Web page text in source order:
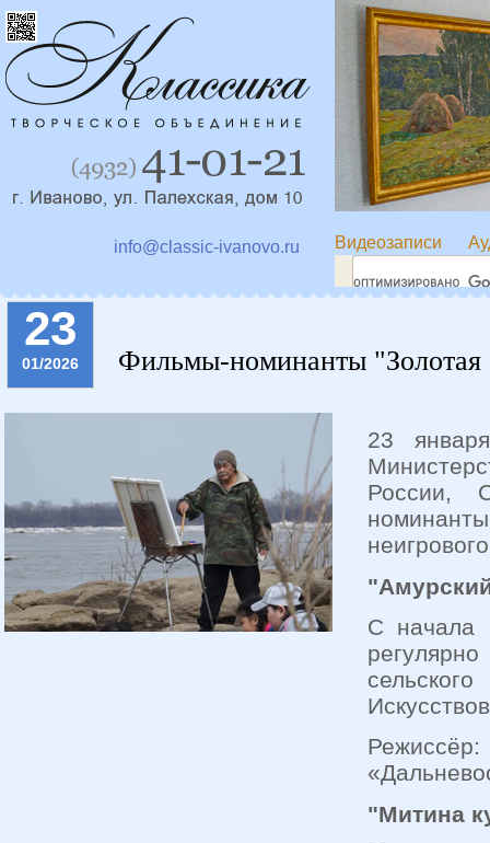
info@classic-ivanovo.ru Видеозаписи
23
01/2026 Фильмы-номинанты "Золотая
23
России,
С начала
"Митина